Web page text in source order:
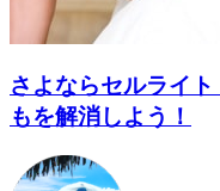
さよならセルライ
もを解消しよう！